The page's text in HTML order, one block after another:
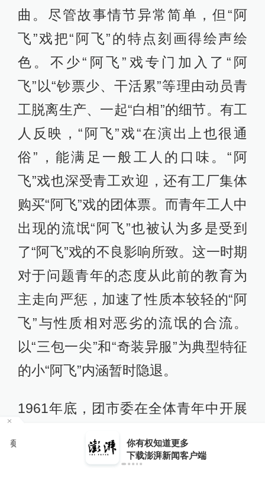
曲。尽管故事情节异常简单，但“阿
飞”戏把“阿飞”的特点刻画得绘声绘
色。不少“阿飞”戏专门加入了“阿
飞”以“钞票少、干活累”等理由动员青
工脱离生产、一起“白相”的细节。有工
人反映，“阿飞”戏“在演出上也很通
俗”，能满足一般工人的口味。“阿
飞”戏也深受青工欢迎，还有工厂集体
购买“阿飞”戏的团体票。而青年工人中
出现的流氓“阿飞”也被认为多是受到
了“阿飞”戏的不良影响所致。这一时期
对于问题青年的态度从此前的教育为
主走向严惩，加速了性质本较轻的“阿
飞”与性质相对恶劣的流氓的合流。
以“三包一尖”和“奇装异服”为典型特征
的小“阿飞”内涵暂时隐退。
1961年底，团市委在全体青年中开展
作为这场运动的典型厂，彭浦机器厂
你有权知道更多
下载澎湃新闻客户端